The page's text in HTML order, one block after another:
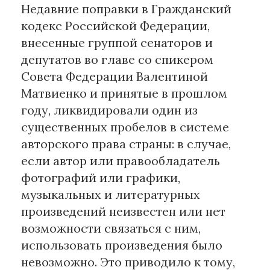
n'RIS
Онлайн патент
Цифровой Сарафан
Смотрите нас в соцсетях и мессенджерах
Недавние поправки в Гражданский
кодекс Российской Федерации,
внесенные группой сенаторов и
депутатов во главе со спикером
Совета Федерации Валентиной
Матвиенко и принятые в прошлом
году, ликвидировали один из
существенных пробелов в системе
авторского права страны: в случае,
если автор или правообладатель
фотографий или графики,
музыкальных и литературных
произведений неизвестен или нет
возможности связаться с ним,
использовать произведения было
невозможно. Это приводило к тому,